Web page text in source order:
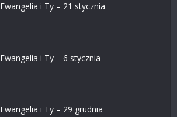
Ewangelia i Ty – 21 stycznia
Ewangelia i Ty – 6 stycznia
Ewangelia i Ty – 29 grudnia